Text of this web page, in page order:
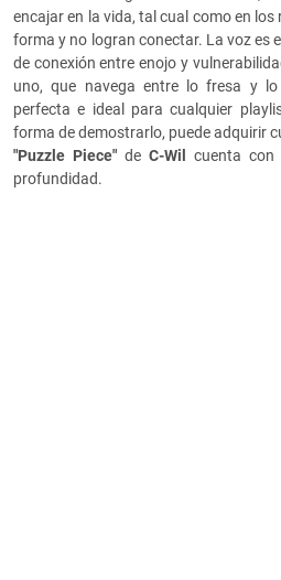
encajar en la vida, tal cual como en
forma y no logran conectar. La voz es
de conexión entre enojo y
uno, que navega entre lo fresa y
perfecta e ideal para cualquier
forma de demostrarlo, puede adquirir
"Puzzle Piece"deC-Wilcuenta
profundidad.